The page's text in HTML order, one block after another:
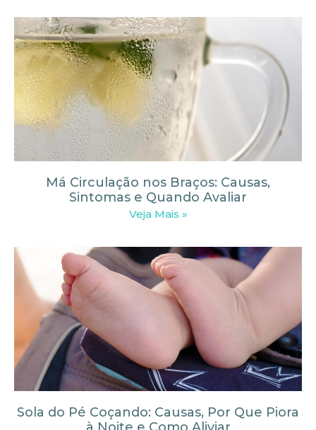
Má Circulação nos Braços: Causas,
Sintomas e Quando Avaliar
Veja Mais »
Sola do Pé Coçando: Causas, Por Que Piora